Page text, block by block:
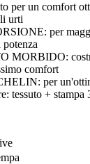
per un comfort
urti
per
potenza
MORBIDO:
comfort
per
tessuto + stampa